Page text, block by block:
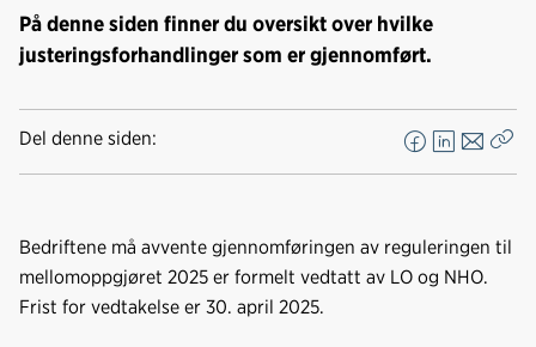
På denne siden finner du oversikt over hvilke
justeringsforhandlinger som er gjennomført.
Del denne siden:
F
a
e
b
L
i
k
e
E
-
o
s
Bedriftene må avvente gjennomføringen av reguleringen til
mellomoppgjøret 2025 er formelt vedtatt av LO og NHO.
Frist for vedtakelse er 30. april 2025.